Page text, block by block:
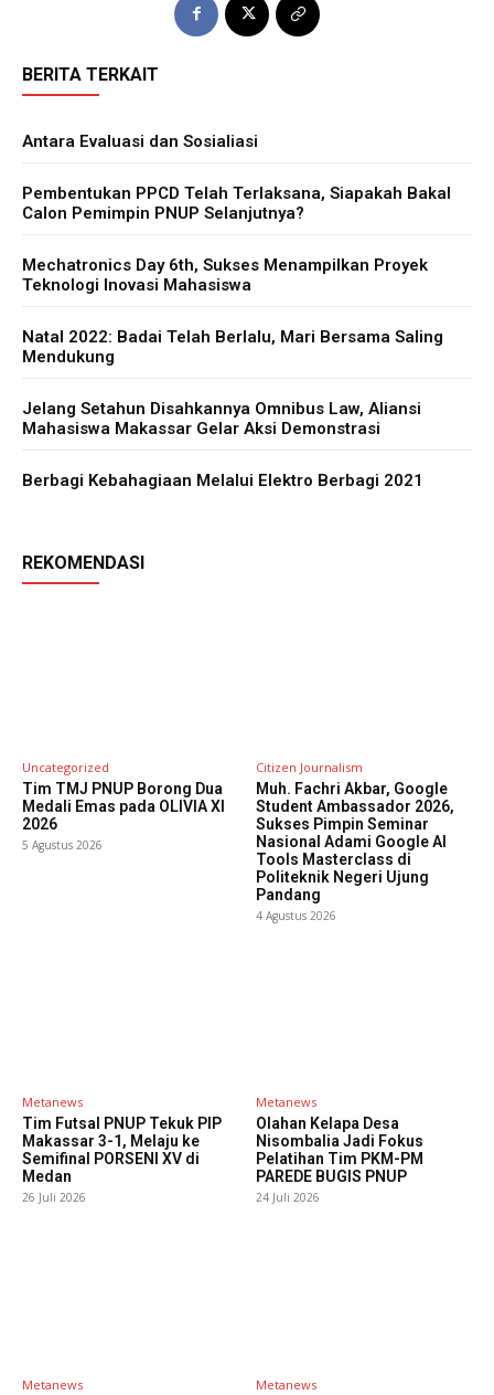
BERITA TERKAIT
Antara Evaluasi dan Sosialiasi
Pembentukan PPCD Telah Terlaksana, Siapakah Bakal
Calon Pemimpin PNUP Selanjutnya?
Mechatronics Day 6th, Sukses Menampilkan Proyek
Teknologi Inovasi Mahasiswa
Natal 2022: Badai Telah Berlalu, Mari Bersama Saling
Mendukung
Jelang Setahun Disahkannya Omnibus Law, Aliansi
Mahasiswa Makassar Gelar Aksi Demonstrasi
Berbagi Kebahagiaan Melalui Elektro Berbagi 2021
REKOMENDASI
Uncategorized
Tim TMJ PNUP Borong Dua
Medali Emas pada OLIVIA XI
2026
5 Agustus 2026
Citizen Journalism
Muh. Fachri Akbar, Google
Student Ambassador 2026,
Sukses Pimpin Seminar
Nasional Adami Google AI
Tools Masterclass di
Politeknik Negeri Ujung
Pandang
4 Agustus 2026
Metanews
Tim Futsal PNUP Tekuk PIP
Makassar 3-1, Melaju ke
Semifinal PORSENI XV di
Medan
26 Juli 2026
Metanews
Olahan Kelapa Desa
Nisombalia Jadi Fokus
Pelatihan Tim PKM-PM
PAREDE BUGIS PNUP
24 Juli 2026
Metanews Metanews